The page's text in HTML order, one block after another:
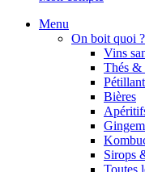
Menu
On boit quoi ?
Vins
Thés &
Bières
Sirops
Toutes